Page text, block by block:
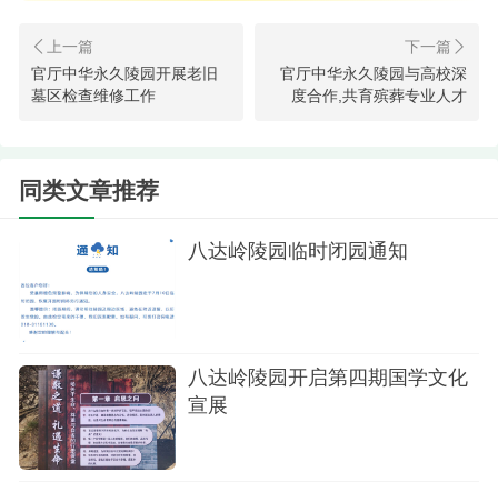
墓地，到安葬仪式、后期管理等各个环节，陵园都
提供全方位、一站式的服务体验。此外，陵园还注
值得一提的是，八达岭陵园不仅以其优美的自
然环境和高品质的服务著称，更以其深厚的文化底
蕴和丰富的历史内涵赢得了广泛赞誉。在这里，逝
者可以得到最妥善的安置与最高的尊重，生者则可
灵的慰藉与力量。
八达岭陵园提供的安葬形式也多种多样，包括
壁葬、卧碑、立碑、生态葬、家庭生态葬以及自选
官厅中华永久陵园开展老旧
墓区检查维修工作
官厅中华永久陵园与高校深
度合作,共育殡葬专业人才
同类文章推荐
八达岭陵园临时闭园通知
八达岭陵园开启第四期国学文化
宣展